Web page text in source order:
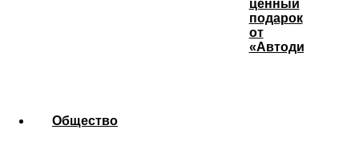
ценный
подарок
от
«Автодизеля»
Общество